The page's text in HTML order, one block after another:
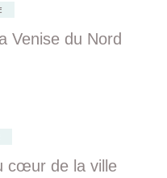
Venise du Nord
cœur de la ville